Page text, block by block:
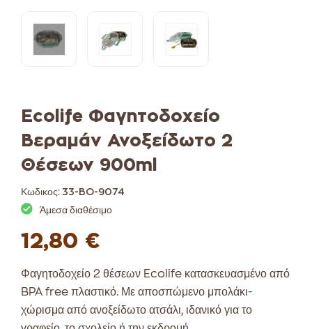
Ecolife Φαγητοδοχείο
Βεραμάν Ανοξείδωτο 2
Θέσεων 900ml
Κωδικος: 33-BO-9074
Άμεσα διαθέσιμο
12,80 €
Φαγητοδοχείο 2 θέσεων Ecolife κατασκευασμένο από
BPA free πλαστικό. Με αποσπώμενο μπολάκι-
χώρισμα από ανοξείδωτο ατσάλι, ιδανικό για το